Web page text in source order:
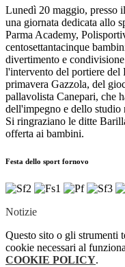
Lunedì 20 maggio, presso
una giornata dedicata allo
Parma Academy,
centosettantacinque
divertimento e
l'intervento del portiere del
primavera Gazzola, del
pallavolista Canepari, che
dell'impegno e dello
Si ringraziano le ditte
offerta ai bambini.
Festa dello sport fornovo
Notizie
Questo sito o gli strumenti
cookie necessari al
COOKIE POLICY.